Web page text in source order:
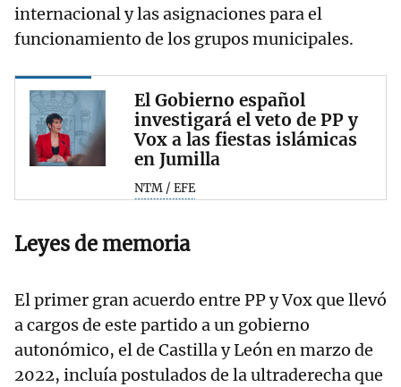
internacional y las asignaciones para el
funcionamiento de los grupos municipales.
El Gobierno español
investigará el veto de PP y
Vox a las fiestas islámicas
en Jumilla
NTM / EFE
Leyes de memoria
El primer gran acuerdo entre PP y Vox que llevó
a cargos de este partido a un gobierno
autonómico, el de Castilla y León en marzo de
2022, incluía postulados de la ultraderecha que